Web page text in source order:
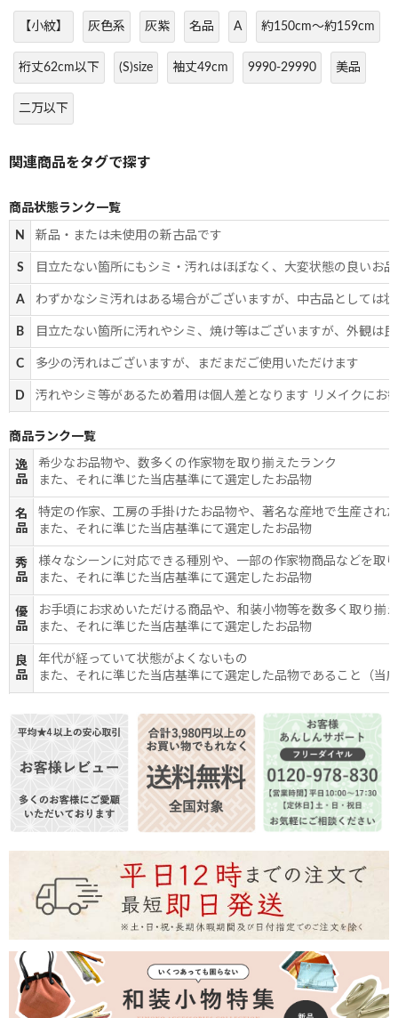
【小紋】 灰色系 灰紫 名品 A 約150cm～約159cm
裄丈62cm以下 (S)size 袖丈49cm 9990-29990 美品
二万以下
商品状態ランク一覧
N 新品・または未使用の新古品です
S 目立たない箇所にもシミ・汚れはほぼなく、大変状態の良いお
A わずかなシミ汚れはある場合がございますが、中古品としては
B 目立たない箇所に汚れやシミ、焼け等はございますが、外観は
C 多少の汚れはございますが、まだまだご使用いただけます
D 汚れやシミ等があるため着用は個人差となります リメイクにお
商品ランク一覧
逸
品
希少なお品物や、数多くの作家物を取り揃えたランク
また、それに準じた当店基準にて選定したお品物
名
品
特定の作家、工房の手掛けたお品物や、著名な産地で生産され
また、それに準じた当店基準にて選定したお品物
秀
品
様々なシーンに対応できる種別や、一部の作家物商品などを取
また、それに準じた当店基準にて選定したお品物
優
品
お手頃にお求めいただける商品や、和装小物等を数多く取り揃
また、それに準じた当店基準にて選定したお品物
良
品
年代が経っていて状態がよくないもの
また、それに準じた当店基準にて選定した品物であること（当